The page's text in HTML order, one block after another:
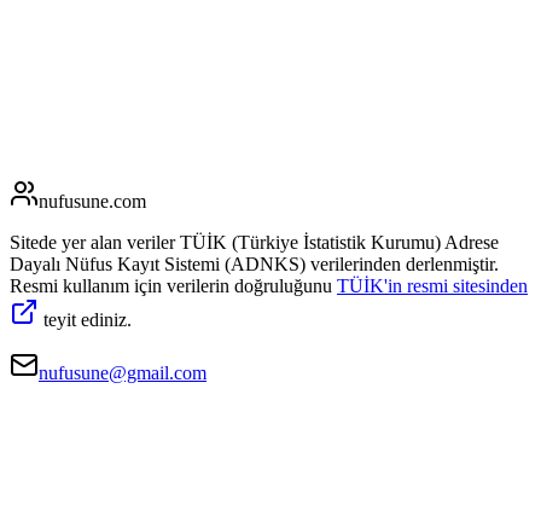
nufusune.com
Sitede yer alan veriler TÜİK (Türkiye İstatistik Kurumu) Adrese
Dayalı Nüfus Kayıt Sistemi (ADNKS) verilerinden derlenmiştir.
Resmi kullanım için verilerin doğruluğunu TÜİK'in resmi sitesinden
teyit ediniz.
nufusune@gmail.com